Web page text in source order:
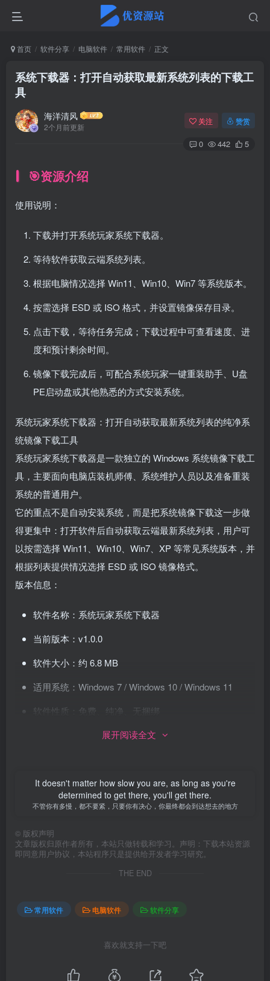
首页 软件分享 电脑软件 常用软件 正文
系统下载器：打开自动获取最新系统列表的下载工
具
海洋清风
2个月前更新
关注 赞赏
0 442 5
🎯资源介绍
使用说明：
下载并打开系统玩家系统下载器。
等待软件获取云端系统列表。
根据电脑情况选择 Win11、Win10、Win7 等系统版本。
按需选择 ESD 或 ISO 格式，并设置镜像保存目录。
点击下载，等待任务完成；下载过程中可查看速度、进
度和预计剩余时间。
镜像下载完成后，可配合系统玩家一键重装助手、U盘
PE启动盘或其他熟悉的方式安装系统。
系统玩家系统下载器：打开自动获取最新系统列表的纯净系
统镜像下载工具
系统玩家系统下载器是一款独立的 Windows 系统镜像下载工
具，主要面向电脑店装机师傅、系统维护人员以及准备重装
系统的普通用户。
它的重点不是自动安装系统，而是把系统镜像下载这一步做
得更集中：打开软件后自动获取云端最新系统列表，用户可
以按需选择 Win11、Win10、Win7、XP 等常见系统版本，并
根据列表提供情况选择 ESD 或 ISO 镜像格式。
版本信息：
软件名称：系统玩家系统下载器
当前版本：v1.0.0
软件大小：约 6.8 MB
适用系统：Windows 7 / Windows 10 / Windows 11
软件性质：免费、纯净、无捆绑
本、格式、大小和下载地址以软件内实时列表为准。
常见系统集中下载：支持 Win11、Win10、Win7、XP 等
ESD / ISO 格式选择：默认优先 ESD，部分系统版本同
时提供 ISO，可按装机流程选择合适格式。
暂停续传：下载过程中可以暂停，后续继续任务会尽量
展开阅读全文
It doesn't matter how slow you are, as long as you're
determined to get there, you'll get there.
不管你有多慢，都不要紧，只要你有决心，你最终都会到达想去的地方
© 版权声明
文章版权归原作者所有，本站只做转载和学习。声明：下载本站资源
即同意用户协议，本站程序只是提供给开发者学习研究。
THE END
常用软件 电脑软件 软件分享
喜欢就支持一下吧